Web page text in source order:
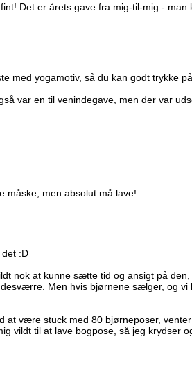
Det er årets gave fra mig-til-mig -
med yogamotiv, så du kan godt trykke
var en til venindegave, men der var
måske, men absolut må lave!
:D
nok at kunne sætte tid og ansigt på
Men hvis bjørnene sælger, og
at være stuck med 80 bjørneposer,
vildt til at lave bogpose, så jeg krydser